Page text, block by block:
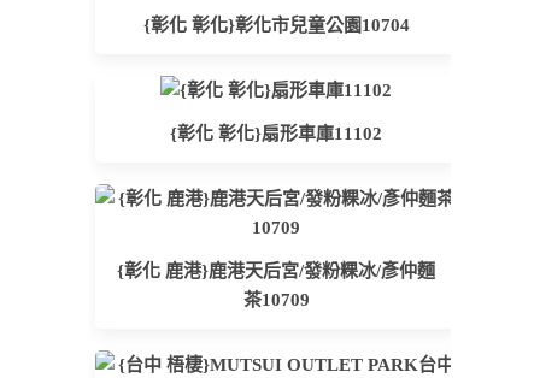
{彰化 彰化}彰化市兒童公園10704
{彰化 彰化}扇形車庫11102
{彰化 鹿港}鹿港天后宮/發粉粿冰/彥仲麵
茶10709